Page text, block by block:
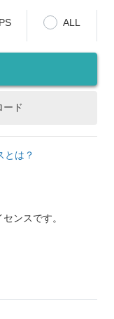
ALL
ード
とは？
ンスです。